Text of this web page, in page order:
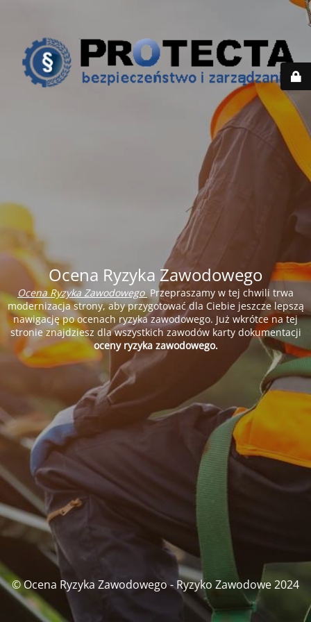
Ocena Ryzyka Zawodowego
Ocena Ryzyka ZawodowegoPrzepraszamy w tej chwili trwa
modernizacja strony, aby przygotować dla Ciebie jeszcze lepszą
nawigację po ocenach ryzyka zawodowego. Już wkrótce na tej
stronie znajdziesz dla wszystkich zawodów karty dokumentacji
oceny ryzyka zawodowego.
© Ocena Ryzyka Zawodowego - Ryzyko Zawodowe 2024